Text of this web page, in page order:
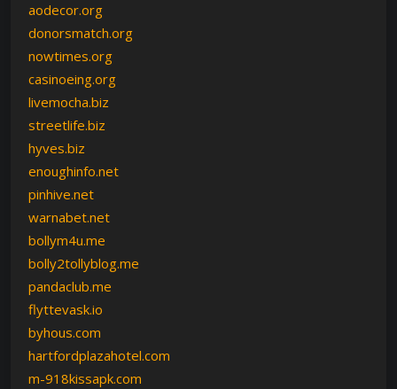
aodecor.org
donorsmatch.org
nowtimes.org
casinoeing.org
livemocha.biz
streetlife.biz
hyves.biz
enoughinfo.net
pinhive.net
warnabet.net
bollym4u.me
bolly2tollyblog.me
pandaclub.me
flyttevask.io
byhous.com
hartfordplazahotel.com
m-918kissapk.com